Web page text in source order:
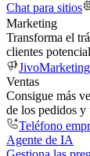
Chat para sitios
Marketing
Transforma el
clientes
JivoMarketing
Ventas
Consigue más
de los pedidos y
Teléfono
Agente de IA